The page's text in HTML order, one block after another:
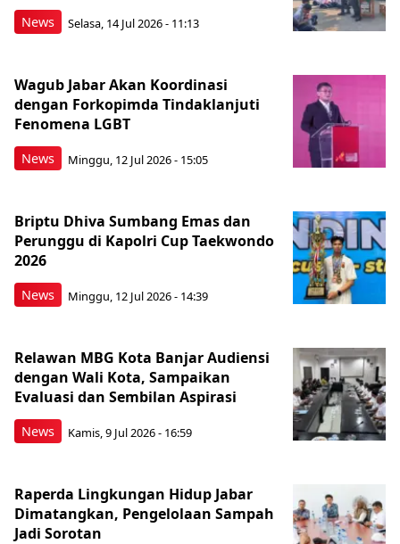
News Selasa, 14 Jul 2026 - 11:13
News
Wagub Jabar Akan Koordinasi
dengan Forkopimda Tindaklanjuti
Fenomena LGBT
Minggu, 12 Jul 2026 - 15:05
News
Briptu Dhiva Sumbang Emas dan
Perunggu di Kapolri Cup Taekwondo
2026
Minggu, 12 Jul 2026 - 14:39
News
Relawan MBG Kota Banjar Audiensi
dengan Wali Kota, Sampaikan
Evaluasi dan Sembilan Aspirasi
Kamis, 9 Jul 2026 - 16:59
Raperda Lingkungan Hidup Jabar
Dimatangkan, Pengelolaan Sampah
Jadi Sorotan